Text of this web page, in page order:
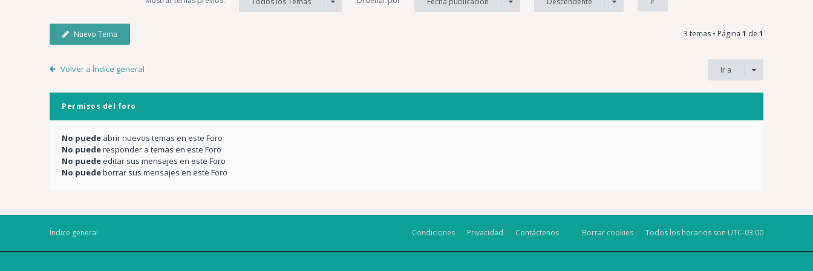
Nuevo Tema 3 temas • Página 1 de 1
Volver a Índice general Ir a
Permisos del foro
No puede abrir nuevos temas en este Foro
No puederesponder a temas en este Foro
No puedeeditar sus mensajes en este Foro
No puedeborrar sus mensajes en este Foro
Índice general Todos los horarios son UTC-03:00
Borrar cookies
Contáctenos
Privacidad
Condiciones